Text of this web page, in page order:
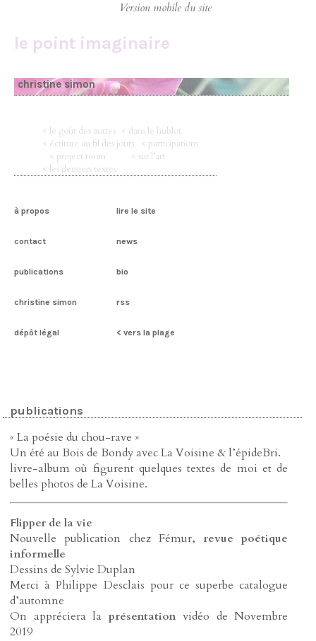
le point imaginaire
christine simon
< le goût des autres < dans le hublot
< écriture au fil des jours
< participations
< project room
< sur l’art
< les derniers textes
à propos lire le site
contact news
publications bio
christine simon rss
dépôt légal < vers la plage
publications
« La poésie du chou-rave »
Un été au Bois de Bondy avec La Voisine & l’épideBri.
livre-album où figurent quelques textes de moi et de
belles photos de La Voisine.
Flipper de la vie
Nouvelle publication chez Fémur, revue poétique
informelle
Dessins de Sylvie Duplan
Merci à Philippe Desclais pour ce superbe catalogue
d’automne
On appréciera la présentationvidéo de Novembre
2019